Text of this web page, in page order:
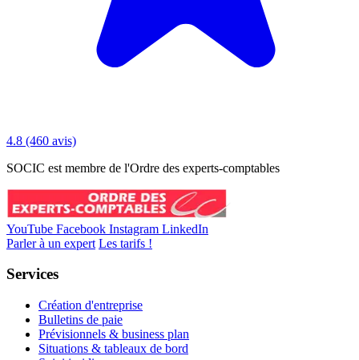
4.8 (460 avis)
SOCIC est membre de l'Ordre des experts-comptables
YouTube Facebook Instagram LinkedIn
Parler à un expert Les tarifs !
Services
Création d'entreprise
Bulletins de paie
Prévisionnels & business plan
Situations & tableaux de bord